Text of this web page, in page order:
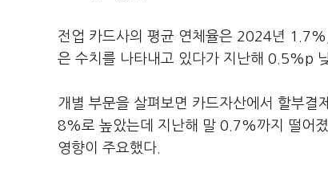
전업 카드사의 평균 연체율은 2024년
은 수치를 나타내고 있다가 지난해 0.5%p
개별 부문을 살펴보면 카드자산에서 할부
8%로 높았는데 지난해 말 0.7%까지 떨어
영향이 주요했다.